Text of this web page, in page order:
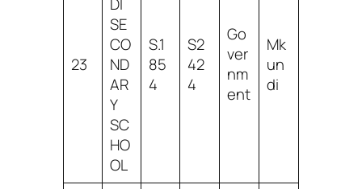
23
SE
CO
ND
AR
Y
SC
HO
OL
S.1
85
4
S2
42
4
Go
ver
nm
ent
Mk
un
di